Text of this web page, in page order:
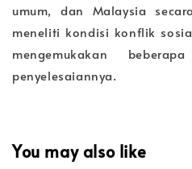
umum, dan Malaysia
meneliti kondisi konflik
mengemukakan
penyelesaiannya.
You may also like